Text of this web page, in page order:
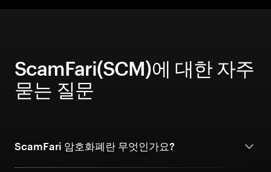
ScamFari(SCM)에 대한 자주
묻는 질문
ScamFari 암호화폐란 무엇인가요?